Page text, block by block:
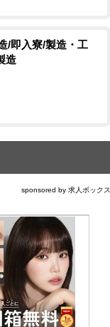
/即入寮/製造・工
造
sponsored by 求人ボックス